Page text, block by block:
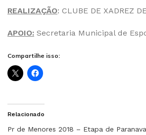
REALIZAÇÃO: CLUBE DE XADREZ
APOIO: Secretaria Municipal de
Compartilhe isso:
Relacionado
Pr de Menores 2018 – Etapa de